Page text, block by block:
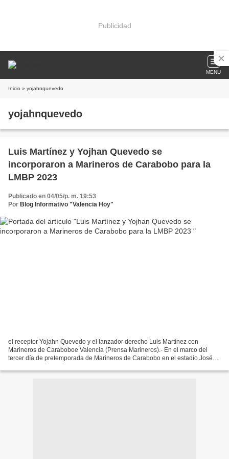
Publicidad
MENU
Inicio » yojahnquevedo
yojahnquevedo
Luis Martínez y Yojhan Quevedo se
incorporaron a Marineros de Carabobo para la
LMBP 2023
Publicado en 04/05/p. m. 19:53
Por Blog Informativo "Valencia Hoy"
el receptor Yojahn Quevedo y el lanzador derecho Luis Martínez con
Marineros de Caraboboe Valencia (Prensa Marineros).- En el marco del
tercer día de pretemporada de Marineros de Carabobo en el estadio José